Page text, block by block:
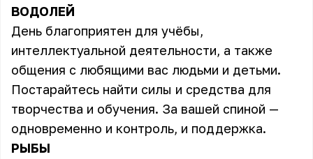
ВОДОЛЕЙ
День благоприятен для учёбы,
интеллектуальной деятельности, а также
общения с любящими вас людьми и детьми.
Постарайтесь найти силы и средства для
творчества и обучения. За вашей спиной —
одновременно и контроль, и поддержка.
РЫБЫ